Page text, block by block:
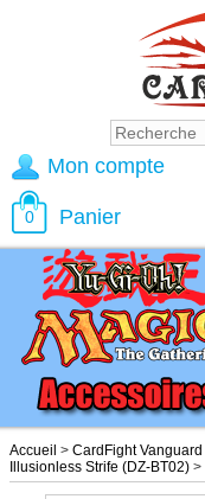
Accueil > CardFight Vanguard
Illusionless Strife (DZ-BT02) >
Mon compte
0 Panier